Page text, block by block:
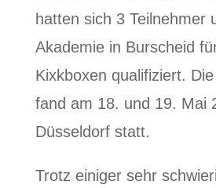
hatten sich 3 Teilnehmer
Akademie in Burscheid
Kixkboxen qualifiziert.
fand am 18. und 19. Mai
Düsseldorf statt.
Trotz einiger sehr